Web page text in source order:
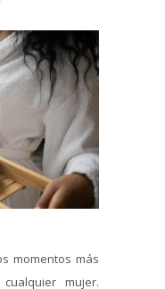
momentos más
mujer.